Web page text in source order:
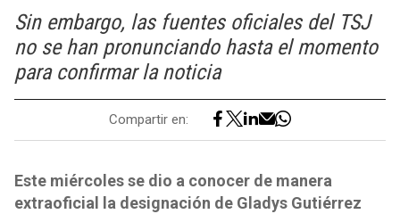
Sin embargo, las fuentes oficiales del TSJ
no se han pronunciando hasta el momento
para confirmar la noticia
Compartir en:
Este miércoles se dio a conocer de manera
extraoficial la designación de Gladys Gutiérrez